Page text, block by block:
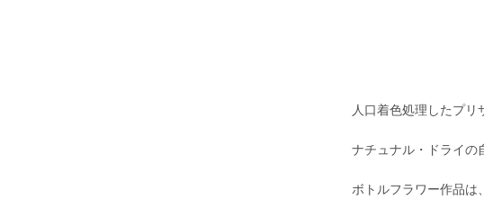
人口着色処理したプリ
ナチュナル・ドライの
ボトルフラワー作品は